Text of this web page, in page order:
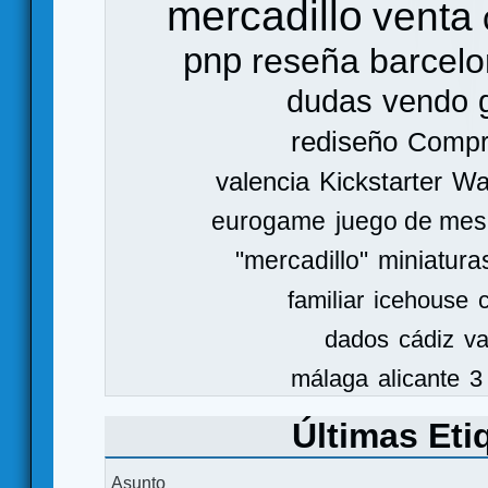
mercadillo venta
pnp reseña
dudas vendo
rediseño
valencia Kickstarter
eurogame juego de
"mercadillo"
familiar icehouse
dados cádiz
málaga alicante
Últimas
Asunto